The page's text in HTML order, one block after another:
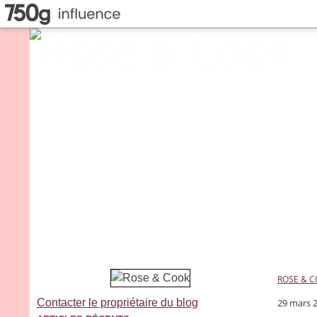
Contacter le propriétaire du blog
ROSE &
29 mars